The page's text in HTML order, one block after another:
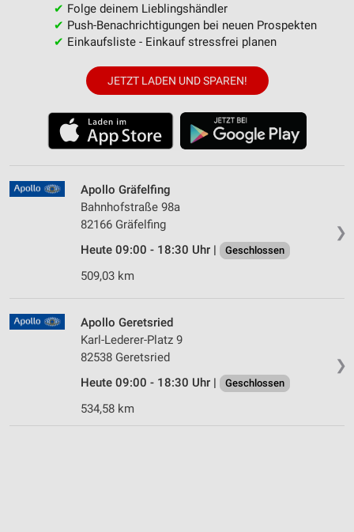
✔ Folge deinem Lieblingshändler
✔ Push-Benachrichtigungen bei neuen Prospekten
✔ Einkaufsliste - Einkauf stressfrei planen
JETZT LADEN UND SPAREN!
❯
Apollo Gräfelfing
Bahnhofstraße 98a
82166 Gräfelfing
Heute 09:00 - 18:30 Uhr |
Geschlossen
509,03 km
❯
Apollo Geretsried
Karl-Lederer-Platz 9
82538 Geretsried
Heute 09:00 - 18:30 Uhr |
Geschlossen
534,58 km